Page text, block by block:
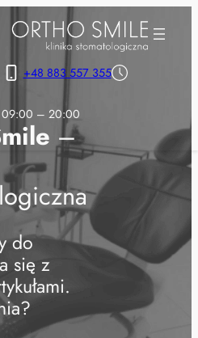
+48 883 557 355
09:00 – 20:00
–
do
się z